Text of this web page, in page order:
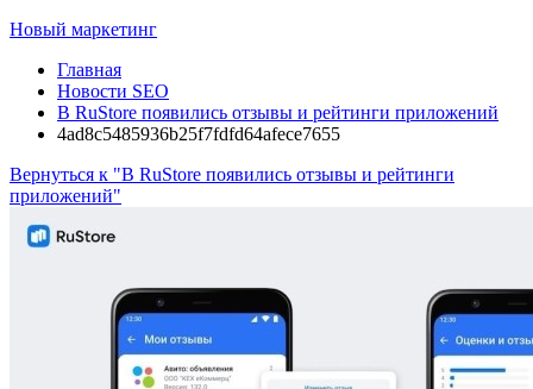
Новый маркетинг
Главная
Новости SEO
В RuStore появились отзывы и рейтинги приложений
4ad8c5485936b25f7fdfd64afece7655
Вернуться к "В RuStore появились отзывы и рейтинги
приложений"